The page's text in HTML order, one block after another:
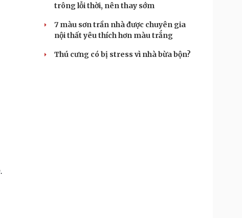
trông lỗi thời, nên thay sớm
7 màu sơn trần nhà được chuyên gia
nội thất yêu thích hơn màu trắng
Thú cưng có bị stress vì nhà bừa bộn?